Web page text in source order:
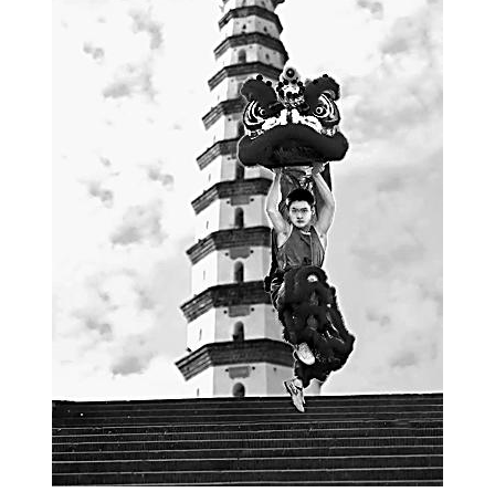
新疆 黑龙江
Español Français
日本語
Português